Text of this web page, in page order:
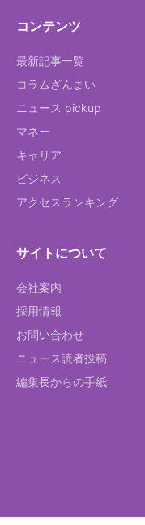
コンテンツ
最新記事一覧
コラムざんまい
ニュース pickup
マネー
キャリア
ビジネス
アクセスランキング
サイトについて
会社案内
採用情報
お問い合わせ
ニュース読者投稿
編集長からの手紙